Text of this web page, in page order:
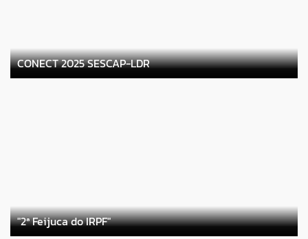
CONECT 2025 SESCAP-LDR
"2ª Feijuca do IRPF"